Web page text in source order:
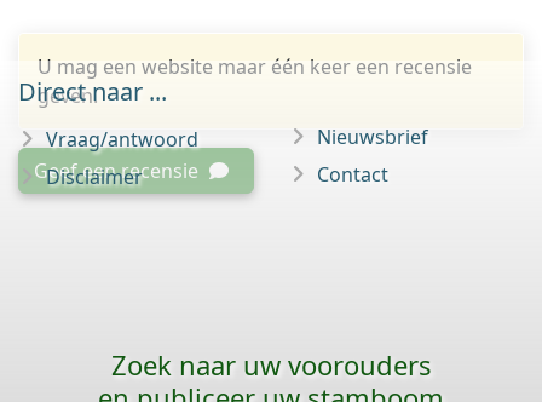
U mag een website maar één keer een recensie
geven.
Geef een recensie
Direct naar ...
Vraag/antwoord
Disclaimer
Nieuwsbrief
Contact
Zoek naar uw voorouders